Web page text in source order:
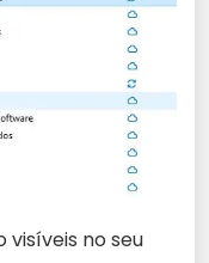
visíveis no seu